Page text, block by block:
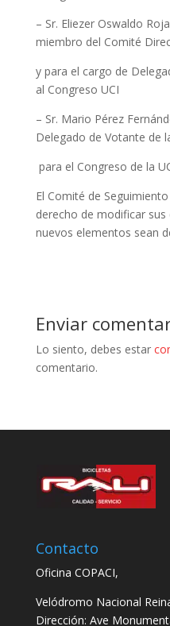
– Sr. Eliezer Oswaldo
miembro del Comité
y para el cargo de
al Congreso UCI
– Sr. Mario Pérez
Delegado de Votante de
para el Congreso de la
El Comité de
derecho de modificar
nuevos elementos sean
Enviar
Lo siento, debes estar
comentario.
Contacto
Oficina COPACI,
Velódromo Nacional
Dirección: Ave